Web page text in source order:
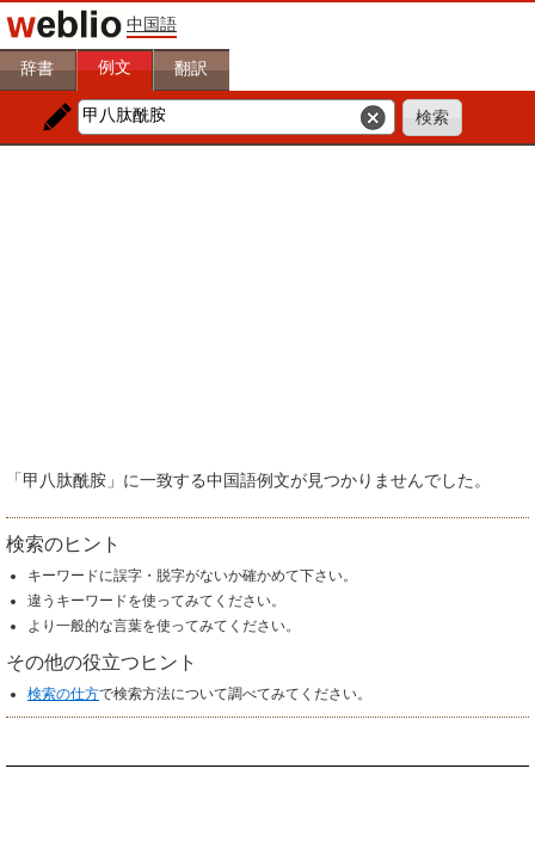
中国語
辞書 例文 翻訳
「甲八肽酰胺」に一致する中国語例文が見つかりませんでした。
検索のヒント
キーワードに誤字・脱字がないか確かめて下さい。
違うキーワードを使ってみてください。
より一般的な言葉を使ってみてください。
その他の役立つヒント
検索の仕方で検索方法について調べてみてください。